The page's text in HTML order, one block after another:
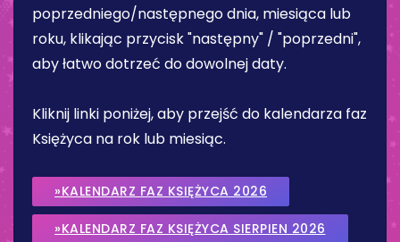
poprzedniego/następnego dnia, miesiąca lub
roku, klikając przycisk "następny" / "poprzedni",
aby łatwo dotrzeć do dowolnej daty.
Kliknij linki poniżej, aby przejść do kalendarza faz
Księżyca na rok lub miesiąc.
»KALENDARZ FAZ KSIĘŻYCA 2026
»KALENDARZ FAZ KSIĘŻYCA SIERPIEN 2026